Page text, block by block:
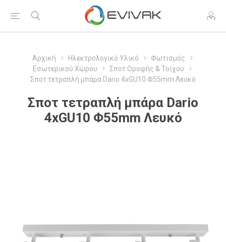
Αρχική Ηλεκτρολογικό Υλικό
Φωτισμός
Εσωτερικού Χώρου
Σποτ Οροφής & Τοίχου
Σποτ τετραπλή μπάρα Dario 4xGU10 Φ55mm Λευκό
Σποτ τετραπλή μπάρα Dario
4xGU10 Φ55mm Λευκό